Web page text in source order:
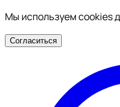
Мы используем cookies
Согласиться